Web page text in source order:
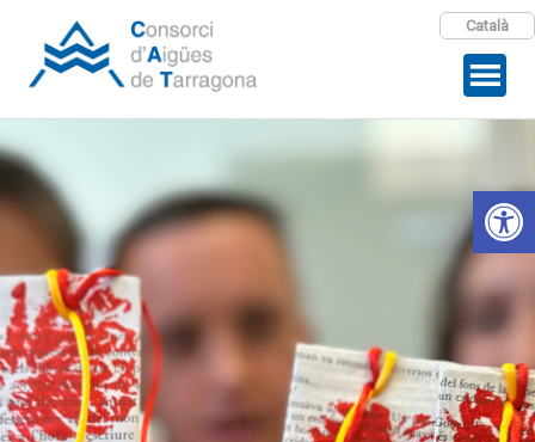
Català